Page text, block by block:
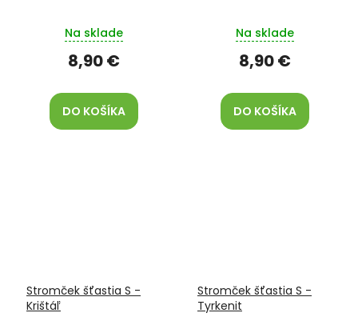
Na sklade
8,90 €
DO KOŠÍKA
Na sklade
8,90 €
DO KOŠÍKA
Stromček šťastia S -
Krištáľ
Stromček šťastia S -
Tyrkenit